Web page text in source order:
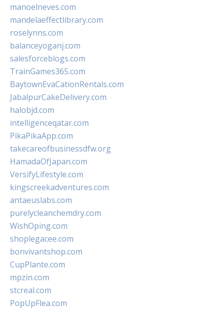
manoelneves.com
mandelaeffectlibrary.com
roselynns.com
balanceyoganj.com
salesforceblogs.com
TrainGames365.com
BaytownEvaCationRentals.com
JabalpurCakeDelivery.com
halobjd.com
intelligenceqatar.com
PikaPikaApp.com
takecareofbusinessdfw.org
HamadaOfJapan.com
VersifyLifestyle.com
kingscreekadventures.com
antaeuslabs.com
purelycleanchemdry.com
WishOping.com
shoplegacee.com
bonvivantshop.com
CupPlante.com
mpzin.com
stcreal.com
PopUpFlea.com